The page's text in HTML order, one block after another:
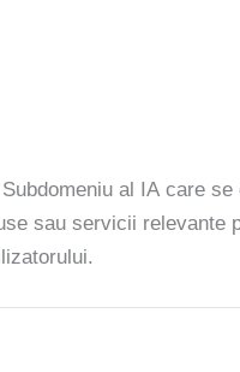
al IA care se
sau servicii relevante